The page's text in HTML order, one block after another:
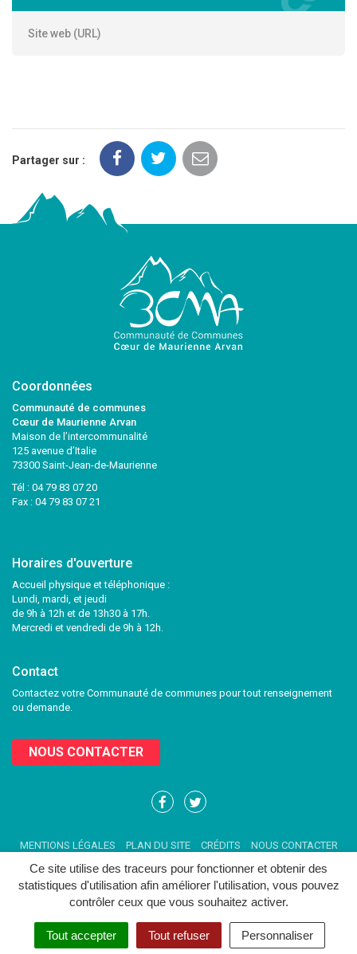
Ce site utilise des traceurs pour fonctionner et obtenir des
statistiques d'utilisation afin améliorer l'utilisation, vous pouvez
contrôler ceux que vous souhaitez activer.
Tout accepter Tout refuser Personnaliser
Site web (URL)
Partager sur :
Coordonnées
Communauté de communes
Cœur de Maurienne Arvan
Maison de l’intercommunalité
125 avenue d’Italie
73300 Saint-Jean-de-Maurienne
Tél : 04 79 83 07 20
Fax : 04 79 83 07 21
Horaires d'ouverture
Accueil physique et téléphonique :
Lundi, mardi, et jeudi
de 9h à 12h et de 13h30 à 17h.
Mercredi et vendredi de 9h à 12h.
Contact
Contactez votre Communauté de communes pour tout renseignement
ou demande.
NOUS CONTACTER
Lien
compte
Facebook
Lien
compte
Twitter
MENTIONS LÉGALES PLAN DU SITE CRÉDITS NOUS CONTACTER